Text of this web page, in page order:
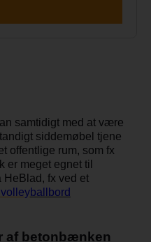
samtidigt med at være
siddemøbel tjene
offentlige rum, som fx
meget egnet til
fx ved et
ballbord
af betonbænken